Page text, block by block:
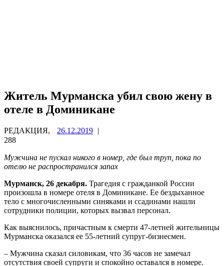
Житель Мурманска убил свою жену в
отеле в Доминикане
РЕДАКЦИЯ, 26.12.2019 |
288
Мужчина не пускал никого в номер, где был труп, пока по
отелю не распространился запах
Мурманск, 26 декабря. Трагедия с гражданкой России
произошла в номере отеля в Доминикане. Ее бездыханное
тело с многочисленными синяками и ссадинами нашли
сотрудники полиции, которых вызвал персонал.
Как выяснилось, причастным к смерти 47-летней жительницы
Мурманска оказался ее 55-летний супруг-бизнесмен.
– Мужчина сказал силовикам, что 36 часов не замечал
отсутствия своей супруги и спокойно оставался в номере.